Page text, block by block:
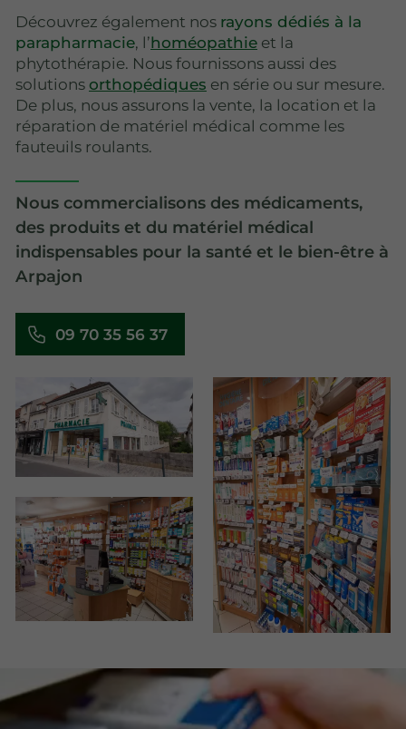
Découvrez également nos rayons dédiés à la
parapharmacie, l’homéopathie et la
phytothérapie. Nous fournissons aussi des
solutions orthopédiques en série ou sur mesure.
De plus, nous assurons la vente, la location et la
réparation de matériel médical comme les
fauteuils roulants.
Nous commercialisons des médicaments,
des produits et du matériel médical
indispensables pour la santé et le bien-être à
Arpajon
09 70 35 56 37